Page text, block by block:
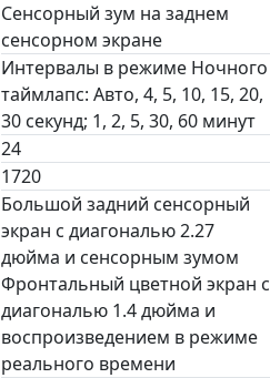
Сенсорный зум на заднем
сенсорном экране
Интервалы в режиме Ночного
таймлапс: Авто, 4, 5, 10, 15, 20,
30 секунд; 1, 2, 5, 30, 60 минут
24
1720
Большой задний сенсорный
экран с диагональю 2.27
дюйма и сенсорным зумом
Фронтальный цветной экран с
диагональю 1.4 дюйма и
воспроизведением в режиме
реального времени